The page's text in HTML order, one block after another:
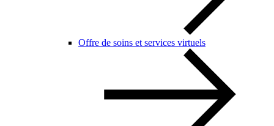
Offre de soins et services virtuels